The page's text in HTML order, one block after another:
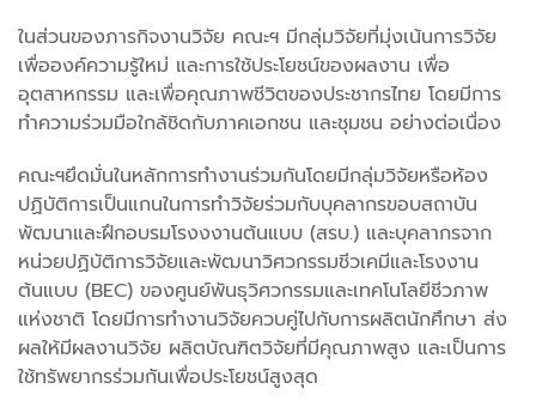
ในส่วนของภารกิจงานวิจัย คณะฯ มีกลุ่มวิจัยที่มุ่งเน้นการวิจัย
เพื่อองค์ความรู้ใหม่ และการใช้ประโยชน์ของผลงาน เพื่อ
อุตสาหกรรม และเพื่อคุณภาพชีวิตของประชากรไทย โดยมีการ
ทำความร่วมมือใกล้ชิดกับภาคเอกชน และชุมชน อย่างต่อเนื่อง
คณะฯยึดมั่นในหลักการทำงานร่วมกันโดยมีกลุ่มวิจัยหรือห้อง
ปฏิบัติการเป็นแกนในการทำวิจัยร่วมกับบุคลากรขอบสถาบัน
พัฒนาและฝึกอบรมโรงงงานต้นแบบ (สรบ.) และบุคลากรจาก
หน่วยปฏิบัติการวิจัยและพัฒนาวิศวกรรมชีวเคมีและโรงงาน
ต้นแบบ (BEC) ของศูนย์พันธุวิศวกรรมและเทคโนโลยีชีวภาพ
แห่งชาติ โดยมีการทำงานวิจัยควบคู่ไปกับการผลิตนักศึกษา ส่ง
ผลให้มีผลงานวิจัย ผลิตบัณฑิตวิจัยที่มีคุณภาพสูง และเป็นการ
ใช้ทรัพยากรร่วมกันเพื่อประโยชน์สูงสุด